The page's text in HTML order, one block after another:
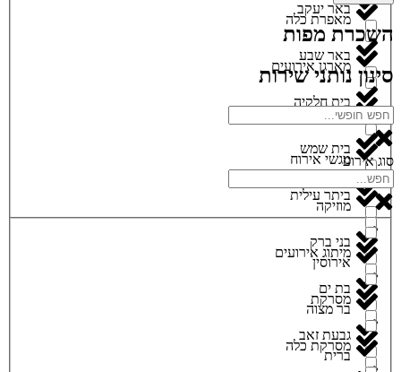
מאפרת כלה
מארגן אירועים
מגנטים
מגשי אירוח
מוזיקה
מיתוג אירועים
מסרקת
מסרקת כלה
באר יעקב
באר שבע
בית חלקיה
בית שמש
ביתר עילית
בני ברק
בת ים
גבעת זאב
השכרת מפות
סינון נותני שירות
סוג אירוע
אירוסין
בר מצוה
ברית